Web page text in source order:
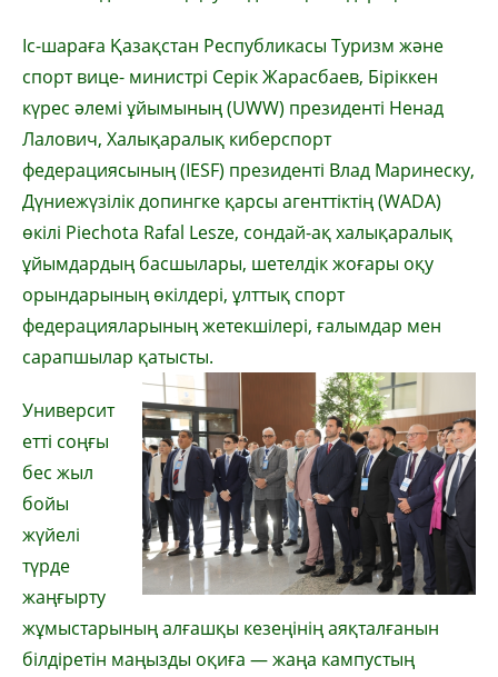
Іс-шараға Қазақстан Республикасы Туризм және
спорт вице- министрі Серік Жарасбаев, Біріккен
күрес әлемі ұйымының (UWW) президенті Ненад
Лалович, Халықаралық киберспорт
федерациясының (IESF) президенті Влад Маринеску,
Дүниежүзілік допингке қарсы агенттіктің (WADA)
өкілі Piechota Rafal Lesze, сондай-ақ халықаралық
ұйымдардың басшылары, шетелдік жоғары оқу
орындарының өкілдері, ұлттық спорт
федерацияларының жетекшілері, ғалымдар мен
сарапшылар қатысты.
Университ
етті соңғы
бес жыл
бойы
жүйелі
түрде
жаңғырту
жұмыстарының алғашқы кезеңінің аяқталғанын
білдіретін маңызды оқиға — жаңа кампустың